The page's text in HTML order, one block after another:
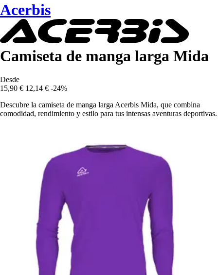
Acerbis
Camiseta de manga larga Mida
Desde
15,90 € 12,14 € -24%
Descubre la camiseta de manga larga Acerbis Mida, que combina
comodidad, rendimiento y estilo para tus intensas aventuras deportivas.